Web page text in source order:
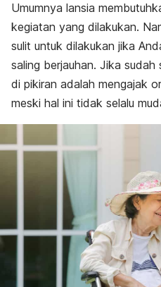
Umumnya lansia
kegiatan yang dilakukan.
sulit untuk dilakukan jika
saling berjauhan. Jika
di pikiran adalah mengajak
meski hal ini tidak selalu